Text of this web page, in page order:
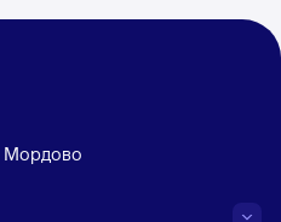
Мордово